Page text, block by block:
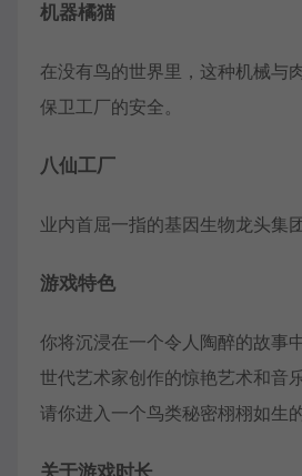
机器橘猫
在没有鸟的世界里，这种机械与
保卫工厂的安全。
八仙工厂
业内首屈一指的基因生物龙头集
游戏特色
你将沉浸在一个令人陶醉的故事
世代艺术家创作的惊艳艺术和音
请你进入一个鸟类秘密栩栩如生的